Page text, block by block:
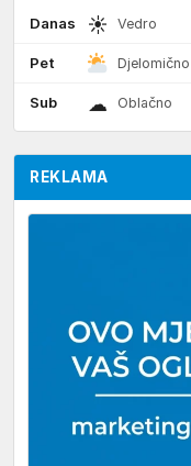
Danas ☀ Vedro
Pet
Sub ☁ Oblačno
REKLAMA